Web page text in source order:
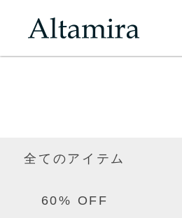
全てのアイテム
60% OFF